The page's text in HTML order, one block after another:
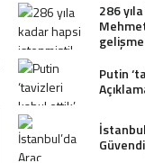
286
gelişme
Putin